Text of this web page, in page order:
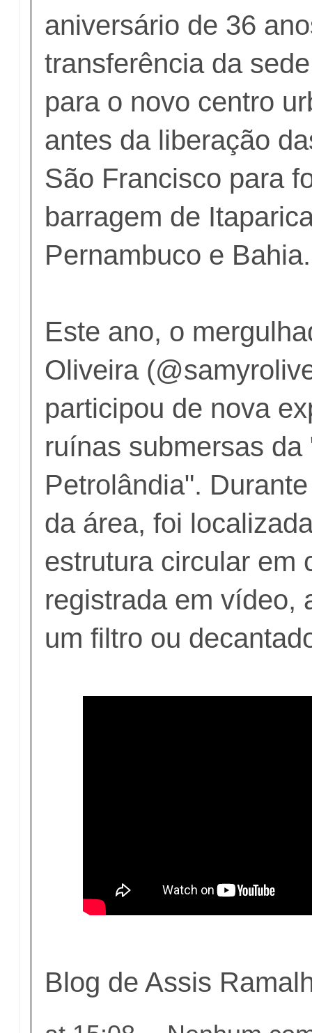
aniversário de 36
transferência da
para o novo centro
antes da liberação
São Francisco para
barragem de
Pernambuco e Bahia.
Este ano, o
Oliveira
participou de nova
ruínas submersas da
Petrolândia".
da área, foi
estrutura circular em
registrada em vídeo,
um filtro ou
Blog de Assis